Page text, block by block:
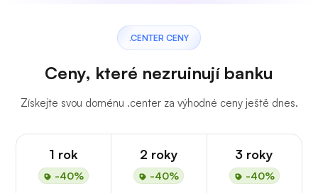
.CENTER CENY
Ceny, které nezruinují banku
Získejte svou doménu .center za výhodné ceny ještě dnes.
1 rok
-40%
2 roky
-40%
3 roky
-40%